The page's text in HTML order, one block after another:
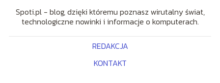
Spoti.pl - blog, dzięki któremu poznasz wirutalny świat,
technologiczne nowinki i informacje o komputerach.
REDAKCJA
KONTAKT